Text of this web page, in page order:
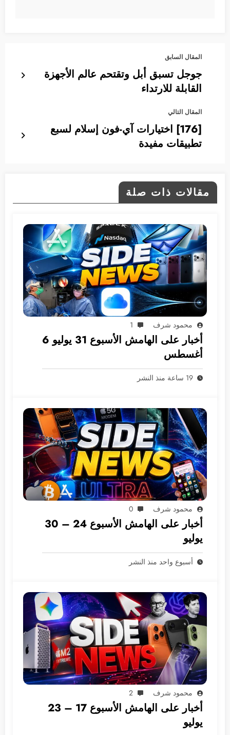
المقال السابق
جوجل تسبق أبل وتقتحم عالم الأجهزة
القابلة للارتداء
المقال التالي
[176] اختيارات آي-فون إسلام لسبع
تطبيقات مفيدة
مقالات ذات صلة
محمود شرف 1
أخبار على الهامش الأسبوع 31 يوليو 6
أغسطس
19 ساعة منذ النشر
محمود شرف 0
أخبار على الهامش الأسبوع 24 – 30
يوليو
أسبوع واحد منذ النشر
محمود شرف 2
أخبار على الهامش الأسبوع 17 – 23
يوليو